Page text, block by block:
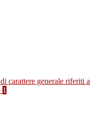
carattere generale riferiti a
1